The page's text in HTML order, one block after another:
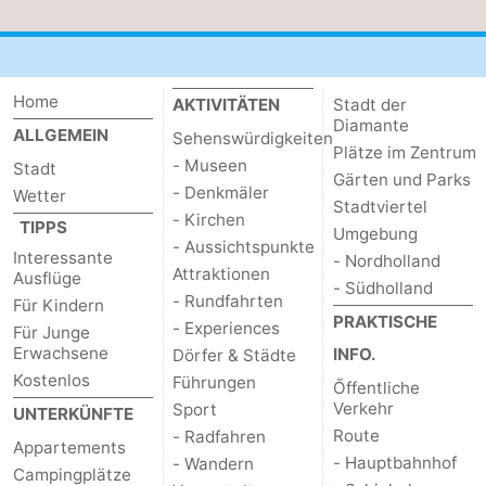
Home
ALLGEMEIN
Stadt
Wetter
TIPPS
Interessante
Ausflüge
Für Kindern
Für Junge
Erwachsene
Kostenlos
UNTERKÜNFTE
Appartements
Campingplätze
AKTIVITÄTEN
Sehenswürdigkeiten
- Museen
- Denkmäler
- Kirchen
- Aussichtspunkte
Attraktionen
- Rundfahrten
- Experiences
Dörfer & Städte
Führungen
Sport
- Radfahren
- Wandern
Stadt der
Diamante
Plätze im Zentrum
Gärten und Parks
Stadtviertel
Umgebung
- Nordholland
- Südholland
PRAKTISCHE
INFO.
Őffentliche
Verkehr
Route
- Hauptbahnhof